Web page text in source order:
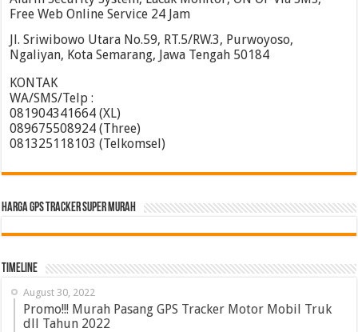
Free Web Online Service 24 Jam
Jl. Sriwibowo Utara No.59, RT.5/RW.3, Purwoyoso,
Ngaliyan, Kota Semarang, Jawa Tengah 50184
KONTAK
WA/SMS/Telp :
081904341664 (XL)
089675508924 (Three)
081325118103 (Telkomsel)
HARGA GPS TRACKER SUPER MURAH
Timeline
August 30, 2022
Promo!!! Murah Pasang GPS Tracker Motor Mobil Truk
dll Tahun 2022